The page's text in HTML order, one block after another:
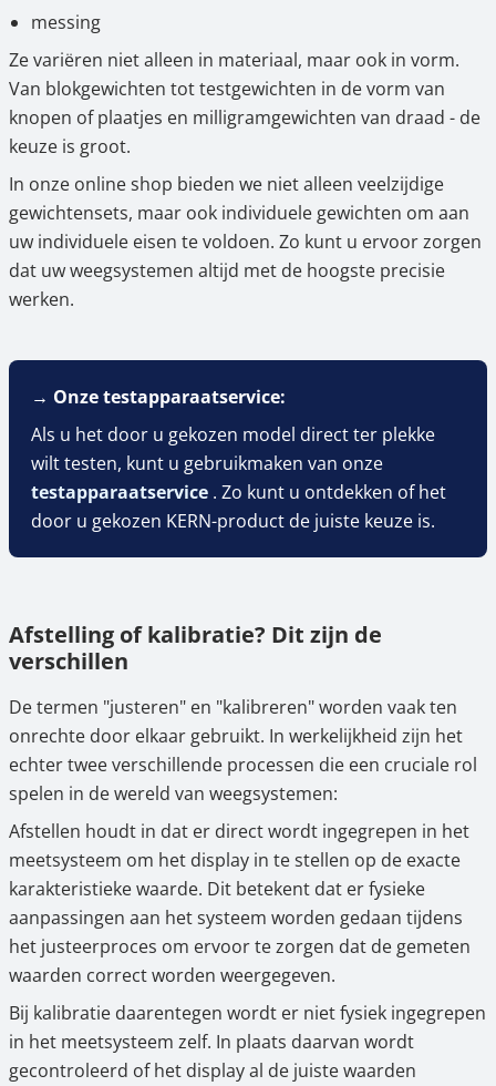
messing
Ze variëren niet alleen in materiaal, maar ook in vorm.
Van blokgewichten tot testgewichten in de vorm van
knopen of plaatjes en milligramgewichten van draad - de
keuze is groot.
In onze online shop bieden we niet alleen veelzijdige
gewichtensets, maar ook individuele gewichten om aan
uw individuele eisen te voldoen. Zo kunt u ervoor zorgen
dat uw weegsystemen altijd met de hoogste precisie
werken.
→ Onze testapparaatservice:
Als u het door u gekozen model direct ter plekke
wilt testen, kunt u gebruikmaken van onze
testapparaatservice . Zo kunt u ontdekken of het
door u gekozen KERN-product de juiste keuze is.
Afstelling of kalibratie? Dit zijn de
verschillen
De termen "justeren" en "kalibreren" worden vaak ten
onrechte door elkaar gebruikt. In werkelijkheid zijn het
echter twee verschillende processen die een cruciale rol
spelen in de wereld van weegsystemen:
Afstellen houdt in dat er direct wordt ingegrepen in het
meetsysteem om het display in te stellen op de exacte
karakteristieke waarde. Dit betekent dat er fysieke
aanpassingen aan het systeem worden gedaan tijdens
het justeerproces om ervoor te zorgen dat de gemeten
waarden correct worden weergegeven.
Bij kalibratie daarentegen wordt er niet fysiek ingegrepen
in het meetsysteem zelf. In plaats daarvan wordt
gecontroleerd of het display al de juiste waarden